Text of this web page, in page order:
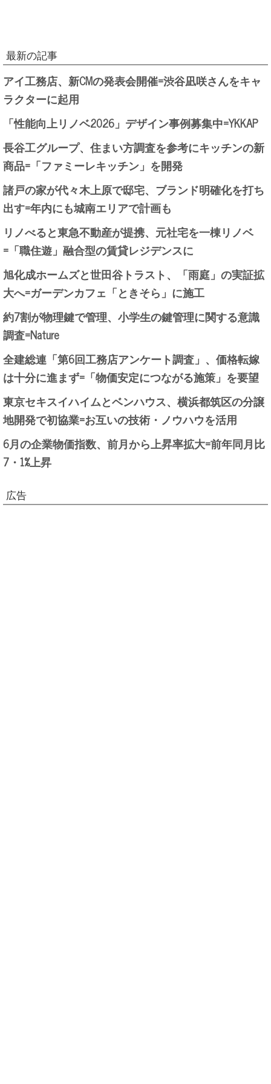
最新の記事
アイ工務店、新CMの発表会開催=渋谷凪咲さんをキャ
ラクターに起用
「性能向上リノベ2026」デザイン事例募集中=YKKAP
長谷工グループ、住まい方調査を参考にキッチンの新
商品=「ファミーレキッチン」を開発
諸戸の家が代々木上原で邸宅、ブランド明確化を打ち
出す=年内にも城南エリアで計画も
リノべると東急不動産が提携、元社宅を一棟リノベ
=「職住遊」融合型の賃貸レジデンスに
旭化成ホームズと世田谷トラスト、「雨庭」の実証拡
大へ=ガーデンカフェ「ときそら」に施工
約7割が物理鍵で管理、小学生の鍵管理に関する意識
調査=Nature
全建総連「第6回工務店アンケート調査」、価格転嫁
は十分に進まず=「物価安定につながる施策」を要望
東京セキスイハイムとベンハウス、横浜都筑区の分譲
地開発で初協業=お互いの技術・ノウハウを活用
6月の企業物価指数、前月から上昇率拡大=前年同月比
7・1%上昇
広告